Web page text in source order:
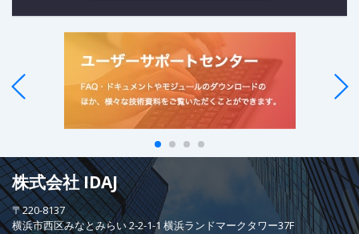
株式会社 IDAJ
〒220-8137
横浜市西区みなとみらい 2-2-1-1 横浜ランドマークタワー37F